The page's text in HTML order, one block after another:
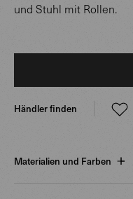
und Stuhl mit Rollen.
Händler finden
Materialien und Farben